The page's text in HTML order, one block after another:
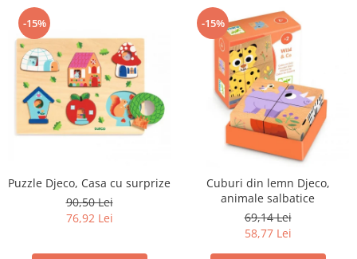
-15%
Puzzle Djeco, Casa cu surprize
90,50 Lei
76,92 Lei
-15%
Cuburi din lemn Djeco,
animale salbatice
69,14 Lei
58,77 Lei